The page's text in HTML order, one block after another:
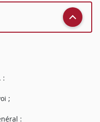
:
;
: